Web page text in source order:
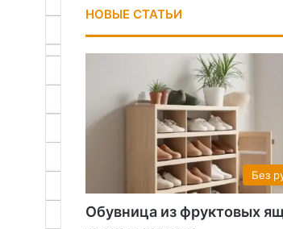
НОВЫЕ СТАТЬИ
Без
Обувница из фруктовых